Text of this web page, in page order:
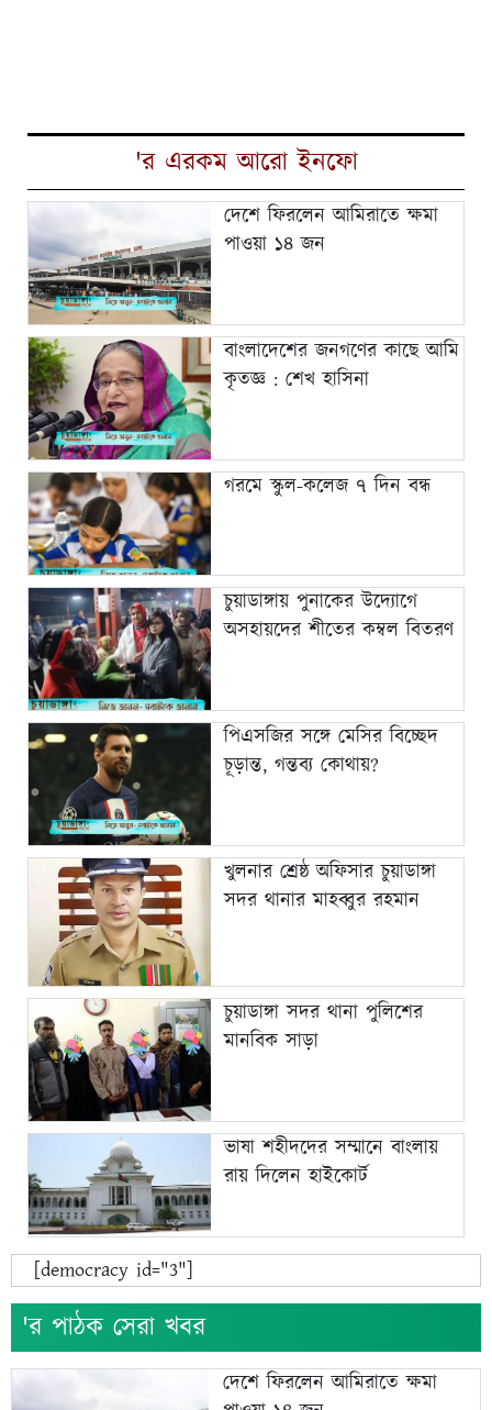
'র এরকম আরো ইনফো
দেশে ফিরলেন আমিরাতে ক্ষমা
পাওয়া ১৪ জন
বাংলাদেশের জনগণের কাছে আমি
কৃতজ্ঞ : শেখ হাসিনা
গরমে স্কুল-কলেজ ৭ দিন বন্ধ
চুয়াডাঙ্গায় পুনাকের উদ্যোগে
অসহায়দের শীতের কম্বল বিতরণ
পিএসজির সঙ্গে মেসির বিচ্ছেদ
চূড়ান্ত, গন্তব্য কোথায়?
খুলনার শ্রেষ্ঠ অফিসার চুয়াডাঙ্গা
সদর থানার মাহব্বুর রহমান
চুয়াডাঙ্গা সদর থানা পুলিশের
মানবিক সাড়া
ভাষা শহীদদের সম্মানে বাংলায়
রায় দিলেন হাইকোর্ট
[democracy id="3"]
'র পাঠক সেরা খবর
দেশে ফিরলেন আমিরাতে ক্ষমা